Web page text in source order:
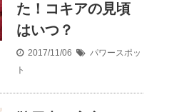
た！コキアの見頃
はいつ？
2017/11/06
パワースポッ
ト